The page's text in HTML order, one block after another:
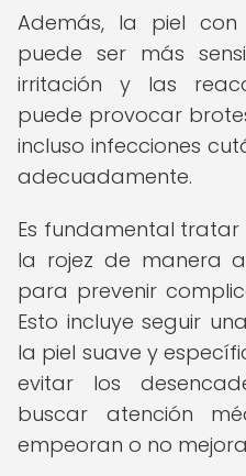
Además, la piel
puede ser más
irritación y las
puede provocar
incluso infecciones
adecuadamente.
Es fundamental
la rojez de manera
para prevenir
Esto incluye seguir
la piel suave y
evitar los
buscar atención
empeoran o no